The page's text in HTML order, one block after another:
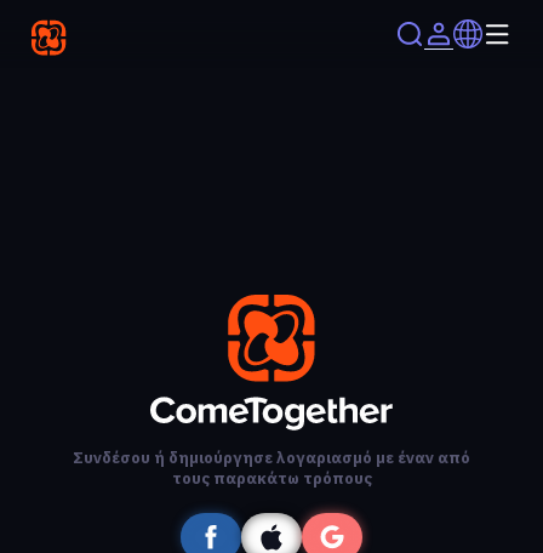
Συνδέσου ή δημιούργησε λογαριασμό με έναν από
τους παρακάτω τρόπους